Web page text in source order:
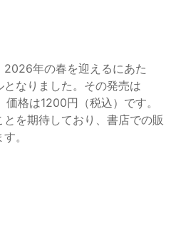
年の春を迎えるにあた
なりました。その発売は
格は1200円（税込）です。
を期待しており、書店での販
。